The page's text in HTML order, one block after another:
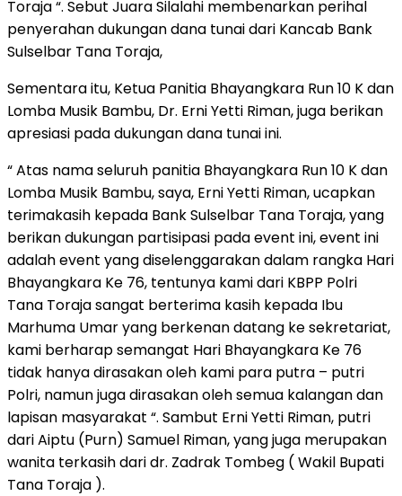
Toraja “. Sebut Juara Silalahi membenarkan perihal
penyerahan dukungan dana tunai dari Kancab Bank
Sulselbar Tana Toraja,
Sementara itu, Ketua Panitia Bhayangkara Run 10 K dan
Lomba Musik Bambu, Dr. Erni Yetti Riman, juga berikan
apresiasi pada dukungan dana tunai ini.
“ Atas nama seluruh panitia Bhayangkara Run 10 K dan
Lomba Musik Bambu, saya, Erni Yetti Riman, ucapkan
terimakasih kepada Bank Sulselbar Tana Toraja, yang
berikan dukungan partisipasi pada event ini, event ini
adalah event yang diselenggarakan dalam rangka Hari
Bhayangkara Ke 76, tentunya kami dari KBPP Polri
Tana Toraja sangat berterima kasih kepada Ibu
Marhuma Umar yang berkenan datang ke sekretariat,
kami berharap semangat Hari Bhayangkara Ke 76
tidak hanya dirasakan oleh kami para putra – putri
Polri, namun juga dirasakan oleh semua kalangan dan
lapisan masyarakat “. Sambut Erni Yetti Riman, putri
dari Aiptu (Purn) Samuel Riman, yang juga merupakan
wanita terkasih dari dr. Zadrak Tombeg ( Wakil Bupati
Tana Toraja ).